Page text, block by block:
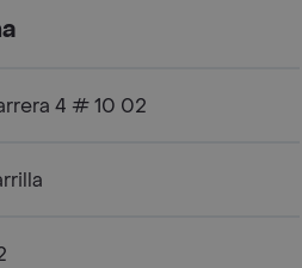
4 # 10 02